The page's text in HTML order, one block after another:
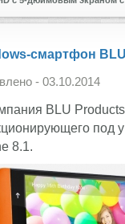
смартфон
- 03.10.2014
BLU
под
8.1.